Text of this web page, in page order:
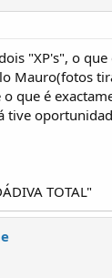
"XP's", o
Mauro(fotos
que é
tive
TOTAL"